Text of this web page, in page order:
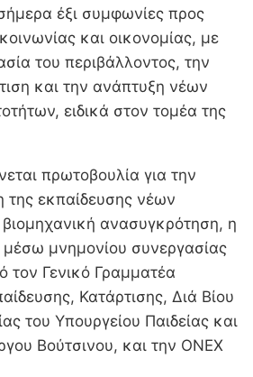
έξι συμφωνίες προς
και οικονομίας, με
του περιβάλλοντος, την
και την ανάπτυξη νέων
ειδικά στον τομέα της
πρωτοβουλία για την
της εκπαίδευσης νέων
ανασυγκρότηση, η
μέσω μνημονίου συνεργασίας
Γενικό Γραμματέα
Κατάρτισης, Διά Βίου
του Υπουργείου Παιδείας και
Βούτσινου, και την ONEX